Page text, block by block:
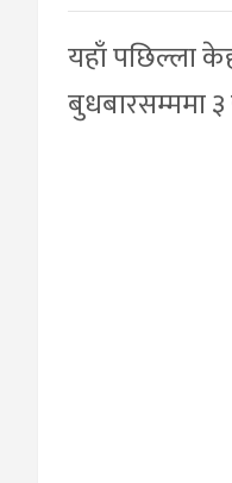
यहाँ पछिल्ला
बुधबारसम्ममा